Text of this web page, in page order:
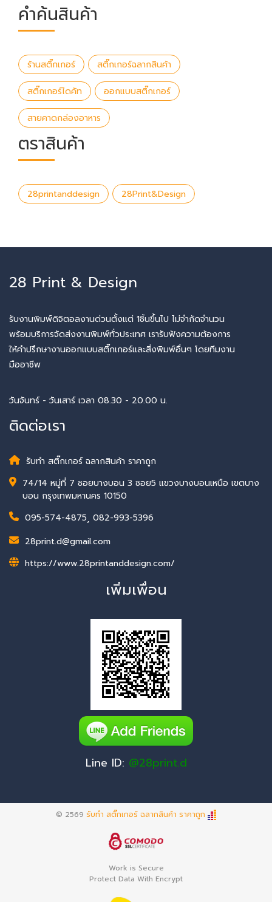
คำค้นสินค้า
ร้านสติ๊กเกอร์ สติ๊กเกอร์ฉลากสินค้า
สติ๊กเกอร์ไดคัท ออกแบบสติ๊กเกอร์
สายคาดกล่องอาหาร
ตราสินค้า
28printanddesign 28Print&Design
28 Print & Design
รับงานพิมพ์ดิจิตอลงานด่วนตั้งแต่ 1ชิ้นขึ้นไป ไม่จำกัดจำนวน
พร้อมบริการจัดส่งงานพิมพ์ทั่วประเทศ เรารับฟังความต้องการ
ให้คำปรึกษางานออกแบบสติ๊กเกอร์และสิ่งพิมพ์อื่นๆ โดยทีมงาน
มืออาชีพ
วันจันทร์ - วันเสาร์ เวลา 08.30 - 20.00 น.
ติดต่อเรา
รับทำ สติ๊กเกอร์ ฉลากสินค้า ราคาถูก
74/14 หมู่ที่ 7 ซอยบางบอน 3 ซอย5 แขวงบางบอนเหนือ เขตบาง
บอน กรุงเทพมหานคร 10150
095-574-4875, 082-993-5396
28print.d@gmail.com
https://www.28printanddesign.com/
เพิ่มเพื่อน
Line ID: @28print.d
© 2569 รับทำ สติ๊กเกอร์ ฉลากสินค้า ราคาถูก
Work is Secure
Protect Data With Encrypt